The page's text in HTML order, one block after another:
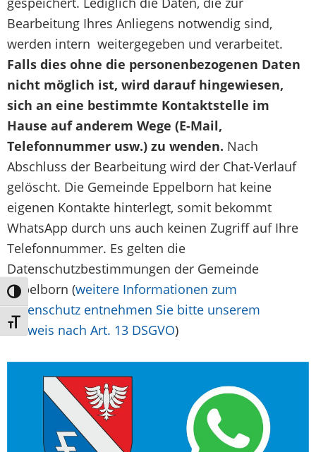
Umschalten auf hohe Kontraste
Schrift vergrößern
Bearbeitung Ihres Anliegens notwendig sind,
werden intern weitergegeben und verarbeitet.
Falls dies ohne die personenbezogenen Daten
nicht möglich ist, wird darauf hingewiesen,
sich an eine bestimmte Kontaktstelle im
Hause auf anderem Wege (E-Mail,
Telefonnummer usw.) zu wenden. Nach
Abschluss der Bearbeitung wird der Chat-Verlauf
gelöscht. Die Gemeinde Eppelborn hat keine
eigenen Kontakte hinterlegt, somit bekommt
WhatsApp durch uns auch keinen Zugriff auf Ihre
Telefonnummer. Es gelten die
Datenschutzbestimmungen der Gemeinde
Eppelborn (weitere Informationen zum
Datenschutz entnehmen Sie bitte unserem
Hinweis nach Art. 13 DSGVO)